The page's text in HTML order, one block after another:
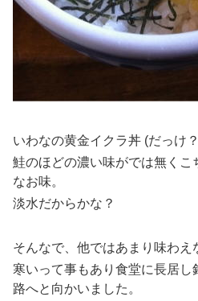
いわなの黄金イクラ丼 (だっけ
鮭のほどの濃い味がでは無くこ
なお味。
淡水だからかな？
そんなで、他ではあまり味わえ
寒いって事もあり食堂に長居
路へと向かいました。